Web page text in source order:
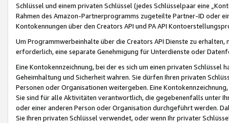
Schlüssel und einem privaten Schlüssel (jedes Schlüsselpaar eine
Rahmen des Amazon-Partnerprogramms zugeteilte Partner-ID oder
Kontokennungen über den Creators API und PA API
Um Programmwerbeinhalte über die Creators API Dienste zu
erforderlich, eine separate Genehmigung für Unterdienste oder
Eine Kontokennzeichnung, bei der es sich um einen privaten
Geheimhaltung und Sicherheit wahren. Sie dürfen Ihren privaten
Personen oder Organisationen weitergeben. Eine
Sie sind für alle Aktivitäten verantwortlich, die gegebenenfalls unter
oder einer anderen Person oder Organisation durchgeführt werden.
Sie Ihren privaten Schlüssel verwendet, oder wenn Ihr privater